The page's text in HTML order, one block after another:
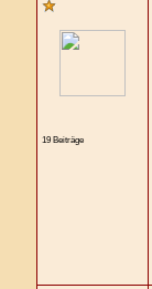
19 Beiträge